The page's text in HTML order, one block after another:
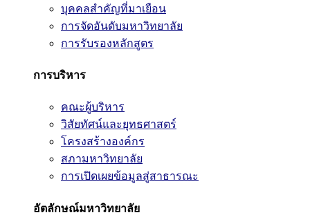
บุคคลสำคัญที่มาเยือน
การจัดอันดับมหาวิทยาลัย
การรับรองหลักสูตร
การบริหาร
คณะผู้บริหาร
วิสัยทัศน์และยุทธศาสตร์
โครงสร้างองค์กร
สภามหาวิทยาลัย
การเปิดเผยข้อมูลสู่สาธารณะ
อัตลักษณ์มหาวิทยาลัย